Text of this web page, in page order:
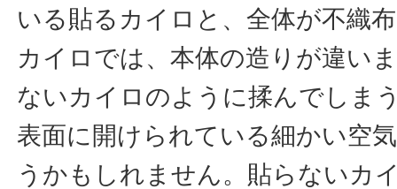
いる貼るカイロと、全体が不織
カイロでは、本体の造りが違い
ないカイロのように揉んでしま
表面に開けられている細かい空
うかもしれません。貼らないカ